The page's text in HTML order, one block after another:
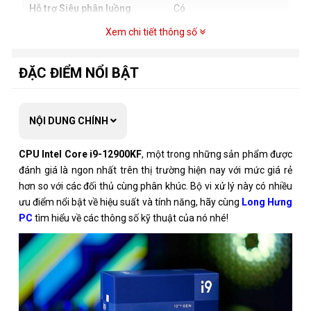
Hỗ trợ Siêu phân luồng Có
DDR4 - 3200MHz
Số lane PCI Express N/A
TDP 125W
Tản nhiệt Không đi kèm
Xem chi tiết thông số
ĐẶC ĐIỂM NỔI BẬT
NỘI DUNG CHÍNH
CPU Intel Core i9-12900KF, một trong những sản phẩm được
đánh giá là ngon nhất trên thị trường hiện nay với mức giá rẻ
hơn so với các đối thủ cùng phân khúc. Bộ vi xử lý này có nhiều
ưu điểm nổi bật về hiệu suất và tính năng, hãy cùng Long Hưng
PC tìm hiểu về các thông số kỹ thuật của nó nhé!